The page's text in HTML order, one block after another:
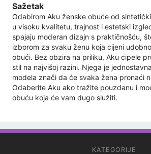
Sažetak
Odabirom Aku ženske obuće od
u visoku kvalitetu, trajnost i estetski
spajaju moderan dizajn s praktičnošću,
izborom za svaku ženu koja cijeni
obući. Bez obzira na priliku, Aku cipele
stil na najvišoj razini. Njega je
modela znači da će svaka žena pronaći
Odaberite Aku ako tražite pouzdanu i
obuću koja će vam dugo služiti.
KATEGORIJE